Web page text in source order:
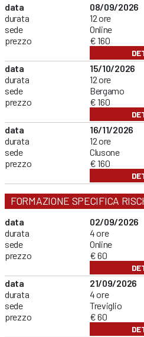
data
durata
sede
prezzo
08/09/2026
12 ore
Online
€ 160
data
durata
sede
prezzo
15/10/2026
12 ore
Bergamo
€ 160
data
durata
sede
prezzo
16/11/2026
12 ore
Clusone
€ 160
FORMAZIONE SPECIFICA
data
durata
sede
prezzo
02/09/2026
4 ore
Online
€ 60
data
durata
sede
prezzo
21/09/2026
4 ore
Treviglio
€ 60